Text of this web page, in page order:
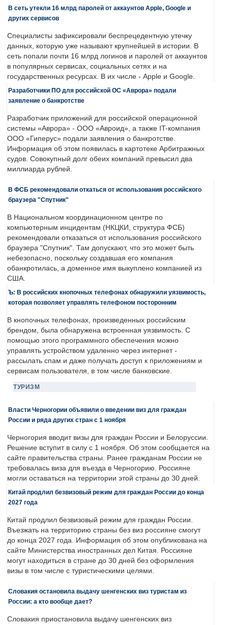
В сеть утекли 16 млрд паролей от аккаунтов Apple, Google и
других сервисов
Специалисты зафиксировали беспрецедентную утечку
данных, которую уже называют крупнейшей в истории. В
сеть попали почти 16 млрд логинов и паролей от аккаунтов
в популярных сервисах, социальных сетях и на
государственных ресурсах. В их числе - Apple и Google.
Разработчики ПО для российской ОС «Аврора» подали
заявление о банкротстве
Разработчик приложений для российской операционной
системы «Аврора» - ООО «Авроид», а также IT-компания
ООО «Гиперус» подали заявления о банкротстве.
Информация об этом появилась в картотеке Арбитражных
судов. Совокупный долг обеих компаний превысил два
миллиарда рублей.
В ФСБ рекомендовали откаться от использования российского
браузера "Спутник"
В Национальном координационном центре по
компьютерным инцидентам (НКЦКИ, структура ФСБ)
рекомендовали отказаться от использования российского
браузера "Спутник". Там допускают, что это может быть
небезопасно, поскольку создавшая его компания
обанкротилась, а доменное имя выкуплено компанией из
США.
Ъ: В российских кнопочных телефонах обнаружили уязвимость,
которая позволяет управлять телефоном посторонним
В кнопочных телефонах, произведенных российским
брендом, была обнаружена встроенная уязвимость. С
помощью этого программного обеспечения можно
управлять устройством удаленно через интернет -
рассылать спам и даже получать доступ к приложениям и
сервисам пользователя, в том числе банковские.
ТУРИЗМ
Власти Черногории объявили о введении виз для граждан
России и ряда других стран с 1 ноября
Черногория вводит визы для граждан России и Белоруссии.
Решение вступит в силу с 1 ноября. Об этом сообщается на
сайте правительства страны. Ранее гражданам России не
требовалась виза для въезда в Черногорию. Россияне
могли оставаться на территории этой страны до 30 дней.
Китай продлил безвизовый режим для граждан России до конца
2027 года
Китай продлил безвизовый режим для граждан России.
Въезжать на территорию страны без виз россияне смогут
до конца 2027 года. Информация об этом опубликована на
сайте Министерства иностранных дел Китая. Россияне
могут находиться в стране до 30 дней без оформления
визы в том числе с туристическими целями.
Словакия остановила выдачу шенгенских виз туристам из
России: а кто вообще дает?
Словакия приостановила выдачу шенгенских виз